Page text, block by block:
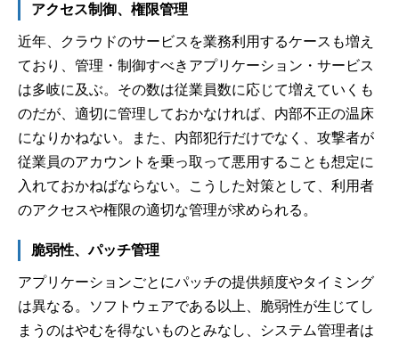
アクセス制御、権限管理
近年、クラウドのサービスを業務利用するケースも増え
ており、管理・制御すべきアプリケーション・サービス
は多岐に及ぶ。その数は従業員数に応じて増えていくも
のだが、適切に管理しておかなければ、内部不正の温床
になりかねない。また、内部犯行だけでなく、攻撃者が
従業員のアカウントを乗っ取って悪用することも想定に
入れておかねばならない。こうした対策として、利用者
のアクセスや権限の適切な管理が求められる。
脆弱性、パッチ管理
アプリケーションごとにパッチの提供頻度やタイミング
は異なる。ソフトウェアである以上、脆弱性が生じてし
まうのはやむを得ないものとみなし、システム管理者は